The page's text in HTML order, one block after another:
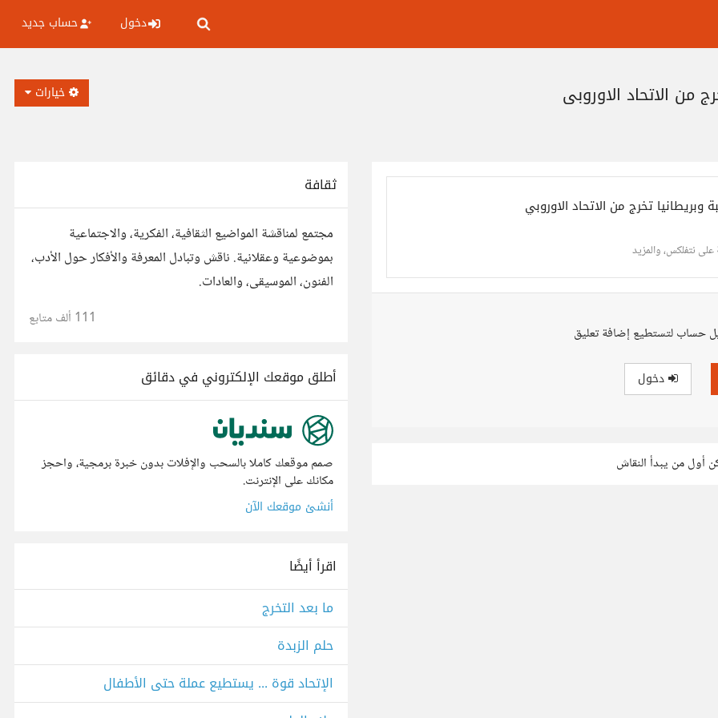
دخول حساب جديد
من الاتحاد الاوروبي خيارات
على نتفلكس، والمزيد
حساب لتستطيع إضافة تعليق
دخول
أول من يبدأ النقاش
ثقافة
مجتمع لمناقشة المواضيع الثقافية، الفكرية، والاجتماعية
بموضوعية وعقلانية. ناقش وتبادل المعرفة والأفكار حول الأدب،
الفنون، الموسيقى، والعادات.
111 ألف متابع
أطلق موقعك الإلكتروني في دقائق
صمم موقعك كاملا بالسحب والإفلات بدون خبرة برمجية، واحجز
مكانك على الإنترنت.
أنشئ موقعك الآن
اقرأ أيضًا
ما بعد التخرج
حلم الزبدة
الإتحاد قوة ... يستطيع عملة حتى الأطفال